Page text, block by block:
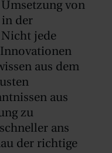
von
der
jede
aus dem
aus
zu
ans
der richtige